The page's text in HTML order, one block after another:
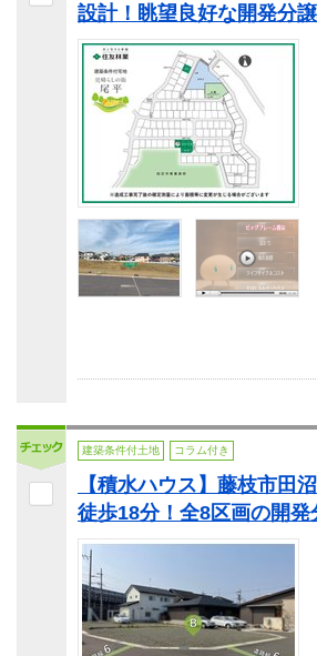
設計！眺望良好な開発分
建築条件付土地 コラム付き
【積水ハウス】藤枝市田
徒歩18分！全8区画の開発